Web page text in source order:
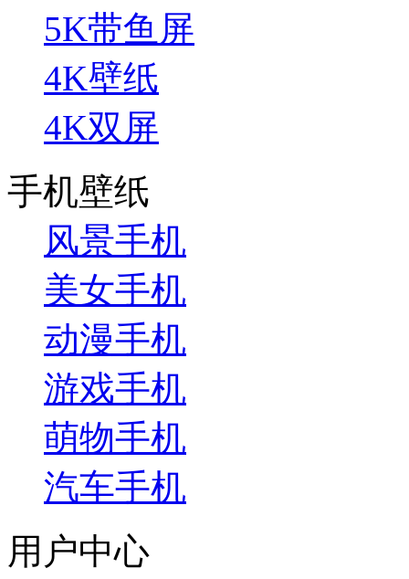
5K带鱼屏
4K壁纸
4K双屏
手机壁纸
风景手机
美女手机
动漫手机
游戏手机
萌物手机
汽车手机
用户中心